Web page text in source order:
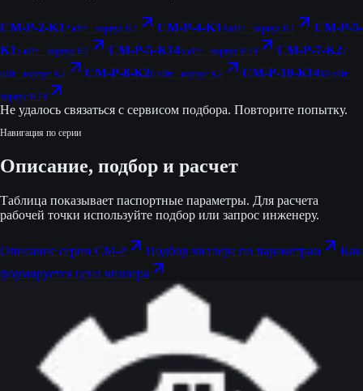
CM-P-2-K12 кВт · корпус K1 CM-P-4-K14 кВт · корпус K1
CM-P-5-
K15 кВт · корпус K1 CM-P-5-K145 кВт · корпус K14 CM-P-7-K27
кВт · корпус K2 CM-P-8-K28 кВт · корпус K2 CM-P-10-K1410 кВт ·
корпус K14
Не удалось связаться с сервисом подбора. Повторите попытку.
Навигация по серии
Описание, подбор и расчет
Таблица показывает паспортные параметры. Для расчета
рабочей точки используйте подбор или запрос инженеру.
Описание серии CM-P Подбор чиллера по параметрам
Как
формируется цена чиллера